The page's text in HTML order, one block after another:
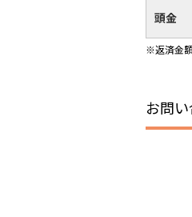
頭金
※返済金
お問